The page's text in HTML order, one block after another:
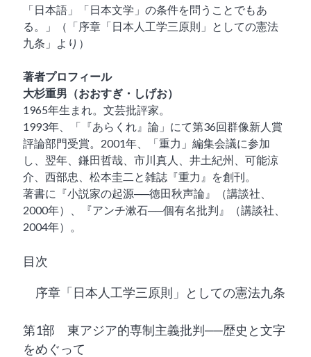
お電話番号
ご希望冊数
特記事項
「日本語」「日本文学」の条件を問うことでもあ
る。」（「序章「日本人工学三原則」としての憲法
九条」より）
著者プロフィール
大杉重男（おおすぎ・しげお）
1965年生まれ。文芸批評家。
1993年、「『あらくれ』論」にて第36回群像新人賞
評論部門受賞。2001年、「重力」編集会議に参加
し、翌年、鎌田哲哉、市川真人、井土紀州、可能涼
介、西部忠、松本圭二と雑誌『重力』を創刊。
著書に『小説家の起源──徳田秋声論』（講談社、
2000年）、『アンチ漱石──個有名批判』（講談社、
2004年）。
目次
序章「日本人工学三原則」としての憲法九条
第1部 東アジア的専制主義批判──歴史と文字
をめぐって